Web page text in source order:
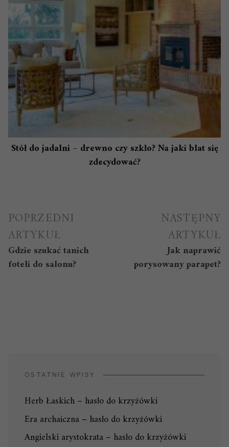
Stół do jadalni – drewno czy szkło? Na jaki blat się
zdecydować?
Nawigacja
wpisu
POPRZEDNI
ARTYKUŁ
Gdzie szukać tanich
foteli do salonu?
NASTĘPNY
ARTYKUŁ
Jak naprawić
porysowany parapet?
OSTATNIE WPISY
Herb Łaskich – hasło do krzyżówki
Era archaiczna – hasło do krzyżówki
Angielski arystokrata – hasło do krzyżówki